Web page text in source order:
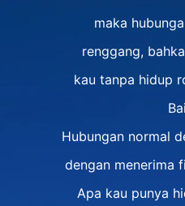
maka
renggang,
kau tanpa hidup
Hubungan normal
dengan menerima
Apa kau punya